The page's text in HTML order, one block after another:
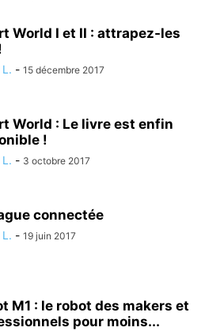
World I et II : attrapez-les
- 15 décembre 2017
World : Le livre est enfin
!
- 3 octobre 2017
connectée
- 19 juin 2017
M1 : le robot des makers et
pour moins...